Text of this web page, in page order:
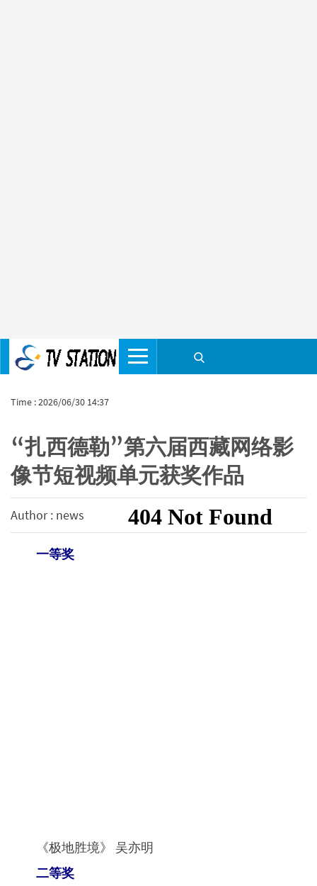
Time : 2026/06/30 14:37
“扎西德勒”第六届西藏网络影
像节短视频单元获奖作品
Author : news
一等奖
《极地胜境》 吴亦明
二等奖